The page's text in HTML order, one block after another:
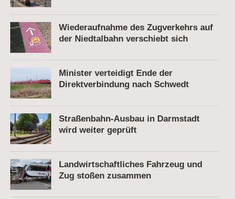
Wiederaufnahme des Zugverkehrs auf
der Niedtalbahn verschiebt sich
Minister verteidigt Ende der
Direktverbindung nach Schwedt
Straßenbahn-Ausbau in Darmstadt
wird weiter geprüft
Landwirtschaftliches Fahrzeug und
Zug stoßen zusammen